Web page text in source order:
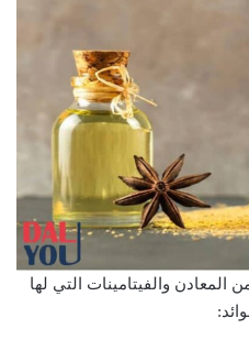
والفيتامينات التي لها